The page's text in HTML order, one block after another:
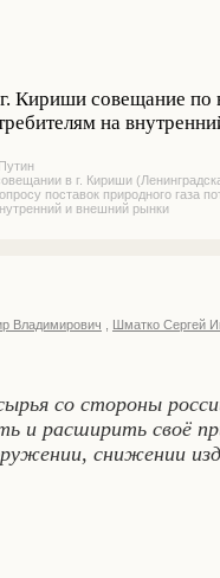
Кириши совещание по
на
в г. Кириши
поставок природного газа
и внешний рынки
Владимирович Шматко Сергей
со стороны
и расширить своё
снижении